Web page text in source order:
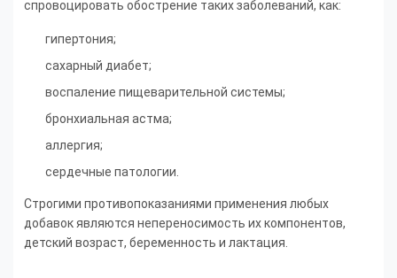
спровоцировать обострение таких заболеваний, как:
гипертония;
сахарный диабет;
воспаление пищеварительной системы;
бронхиальная астма;
аллергия;
сердечные патологии.
Строгими противопоказаниями применения любых
добавок являются непереносимость их компонентов,
детский возраст, беременность и лактация.